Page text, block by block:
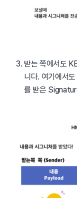
받는 쪽에서도
니다. 여기에서
를 받은